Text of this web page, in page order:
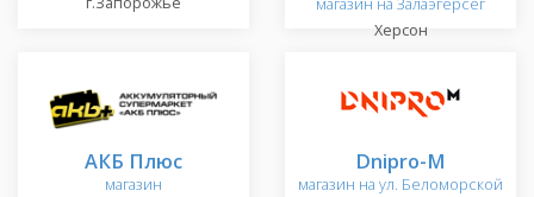
магазин на Залаэгерсег
Херсон
АКБ Плюс
магазин
Dnipro-M
магазин на ул. Беломорской